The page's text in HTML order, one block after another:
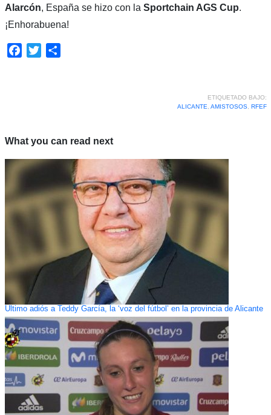
Alarcón, España se hizo con la Sportchain AGS Cup.
¡Enhorabuena!
Facebook
Twitter
ETIQUETADO BAJO:
ALICANTE, AMISTOSOS, RFEF
What you can read next
Ultimo adiós a Teddy García, la ‘voz del fútbol’ en la provincia de Alicante